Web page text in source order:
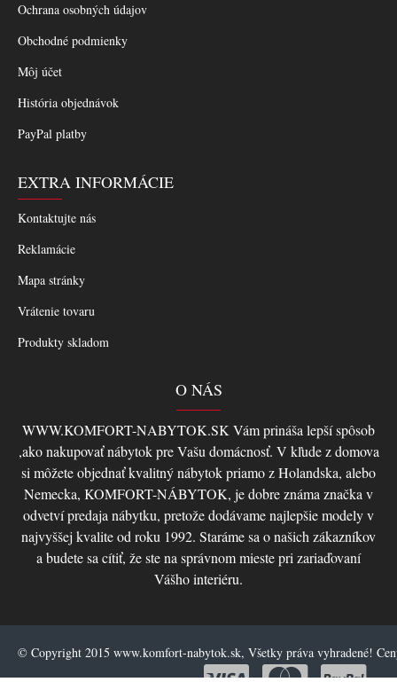
Ochrana osobných údajov
Obchodné podmienky
Môj účet
História objednávok
PayPal platby
EXTRA INFORMÁCIE
Kontaktujte nás
Reklamácie
Mapa stránky
Vrátenie tovaru
Produkty skladom
O NÁS
WWW.KOMFORT-NABYTOK.SK Vám prináša lepší spôsob
,ako nakupovať nábytok pre Vašu domácnosť. V kľude z domova
si môžete objednať kvalitný nábytok priamo z Holandska, alebo
Nemecka, KOMFORT-NÁBYTOK, je dobre známa značka v
odvetví predaja nábytku, pretože dodávame najlepšie modely v
najvyššej kvalite od roku 1992. Staráme sa o našich zákazníkov
a budete sa cítiť, že ste na správnom mieste pri zariaďovaní
Vášho interiéru.
© Copyright 2015 www.komfort-nabytok.sk, Všetky práva vyhradené!